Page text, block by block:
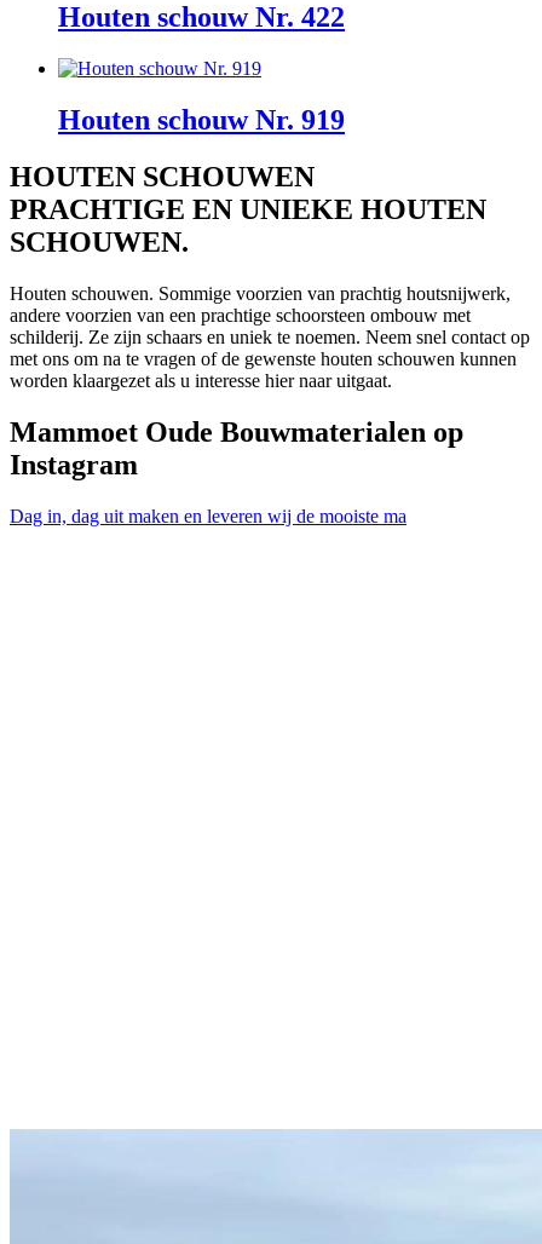
Houten schouw Nr. 422
Houten schouw Nr. 919
HOUTEN SCHOUWEN
PRACHTIGE EN UNIEKE HOUTEN
SCHOUWEN.
Houten schouwen. Sommige voorzien van prachtig houtsnijwerk,
andere voorzien van een prachtige schoorsteen ombouw met
schilderij. Ze zijn schaars en uniek te noemen. Neem snel contact op
met ons om na te vragen of de gewenste houten schouwen kunnen
worden klaargezet als u interesse hier naar uitgaat.
Mammoet Oude Bouwmaterialen op
Instagram
Dag in, dag uit maken en leveren wij de mooiste ma